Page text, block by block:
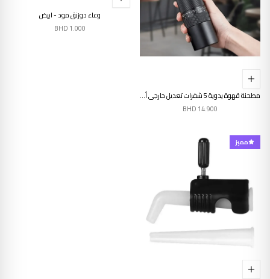
مطحنة قهوة يدوية 5 شفرات تعديل خارجي أسود
BHD 14.900
وعاء دوزنق مود - ابيض
BHD 1.000
مميز